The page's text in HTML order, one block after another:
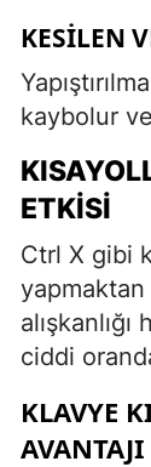
KESILEN
kaybolur
ETKISI
Ctrl X gibi
yapmaktan
ciddi
KLAVYE